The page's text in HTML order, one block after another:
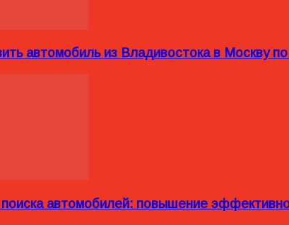
автомобиль из Владивостока в Москву
поиска автомобилей: повышение